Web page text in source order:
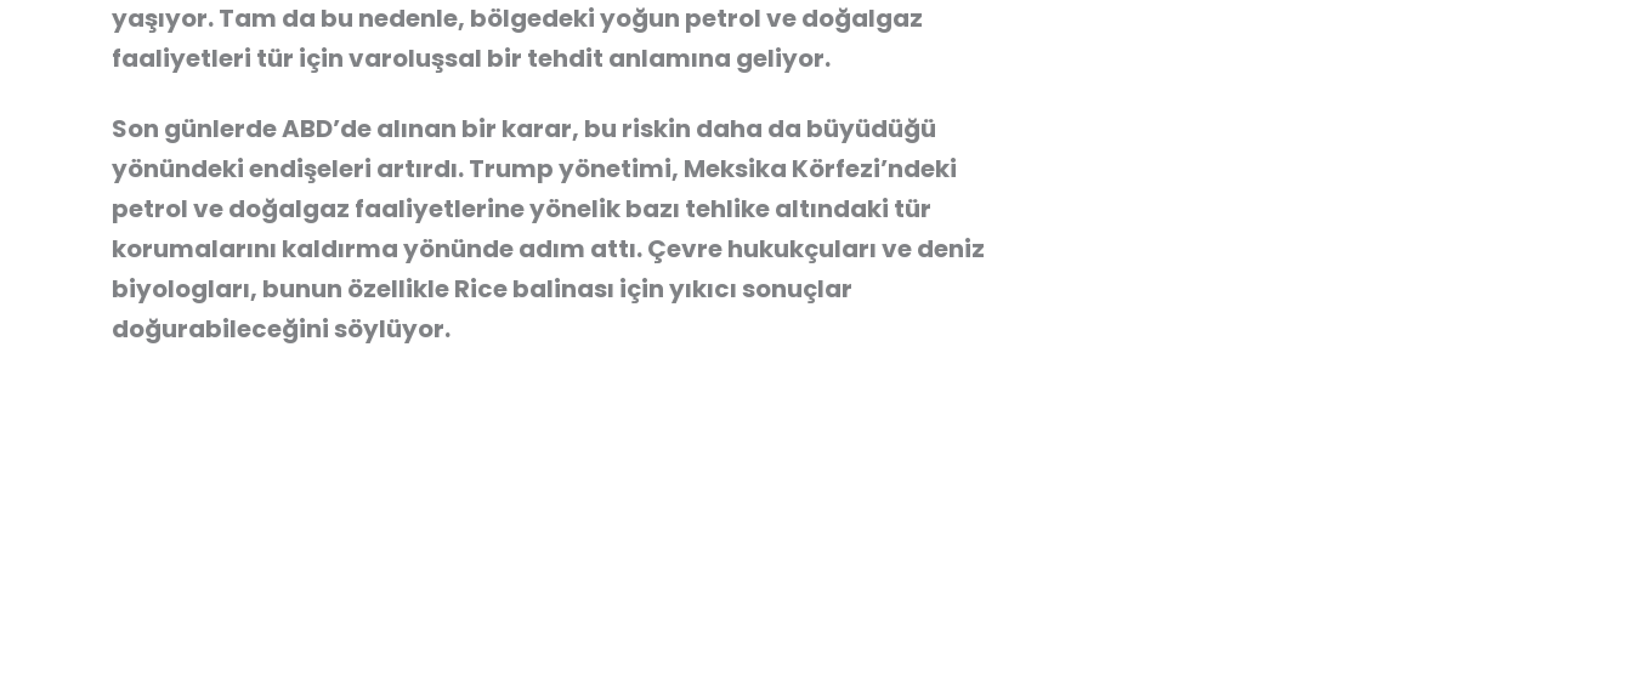
yaşıyor. Tam da bu nedenle, bölgedeki yoğun petrol ve doğalgaz
faaliyetleri tür için varoluşsal bir tehdit anlamına geliyor.
Son günlerde ABD’de alınan bir karar, bu riskin daha da büyüdüğü
yönündeki endişeleri artırdı. Trump yönetimi, Meksika Körfezi’ndeki
petrol ve doğalgaz faaliyetlerine yönelik bazı tehlike altındaki tür
korumalarını kaldırma yönünde adım attı. Çevre hukukçuları ve deniz
biyologları, bunun özellikle Rice balinası için yıkıcı sonuçlar
doğurabileceğini söylüyor.